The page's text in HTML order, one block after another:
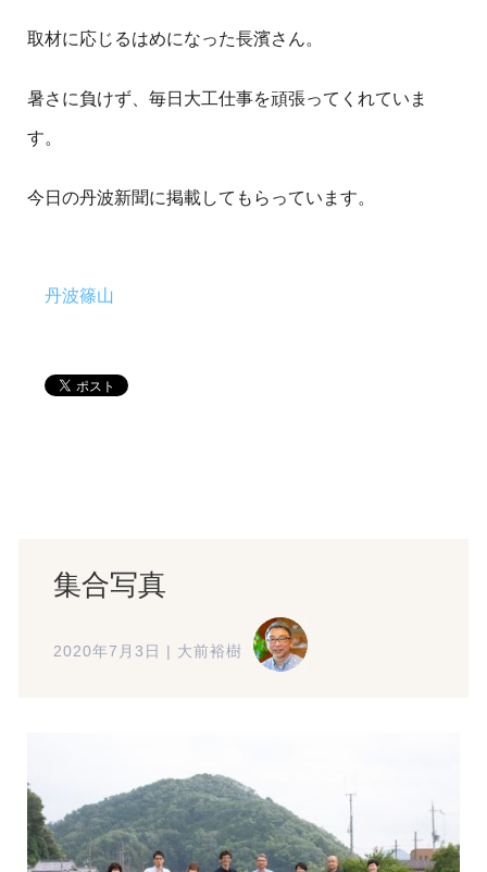
取材に応じるはめになった長濱さん。
暑さに負けず、毎日大工仕事を頑張ってくれていま
す。
今日の丹波新聞に掲載してもらっています。
丹波篠山
集合写真
2020年7月3日 | 大前裕樹